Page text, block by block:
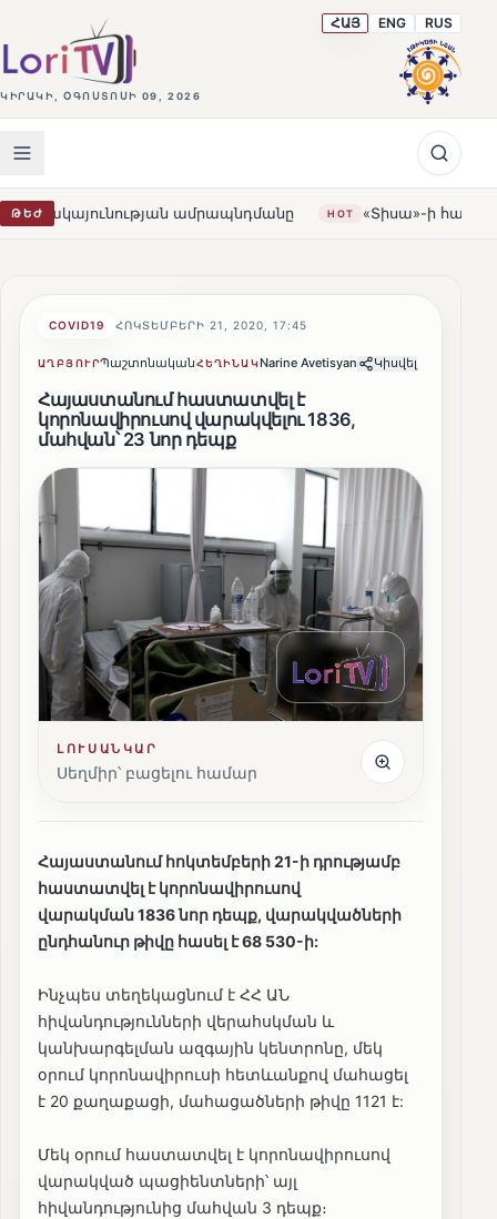
ԿԻՐԱԿԻ, ՕԳՈՍՏՈՍԻ 09, 2026
ՀԱՅ ENG RUS
ԹԵԺ ամրապնդմանը HOT «Տիսա»-ի հաղթանակը
COVID19 ՀՈԿՏԵՄԲԵՐԻ 21, 2020, 17:45
ԱՂԲՅՈՒՐՊաշտոնականՀԵՂԻՆԱԿNarine Avetisyan Կիսվել
Հայաստանում հաստատվել է
կորոնավիրուսով վարակվելու 1836,
մահվան՝ 23 նոր դեպք
ԼՈՒՍԱՆԿԱՐ
Սեղմիր՝ բացելու համար
Հայաստանում հոկտեմբերի 21-ի դրությամբ
հաստատվել է կորոնավիրուսով
վարակման 1836 նոր դեպք, վարակվածների
ընդհանուր թիվը հասել է 68 530-ի:
Ինչպես տեղեկացնում է ՀՀ ԱՆ
հիվանդությունների վերահսկման և
կանխարգելման ազգային կենտրոնը, մեկ
օրում կորոնավիրուսի հետևանքով մահացել
է 20 քաղաքացի, մահացածների թիվը 1121 է:
Մեկ օրում հաստատվել է կորոնավիրուսով
վարակված պացիենտների՝ այլ
հիվանդությունից մահվան 3 դեպք։